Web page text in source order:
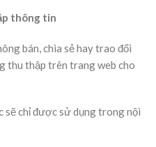
thông tin
bán, chia sẻ hay trao đổi
thu thập trên trang web cho
sẽ chỉ được sử dụng trong nội